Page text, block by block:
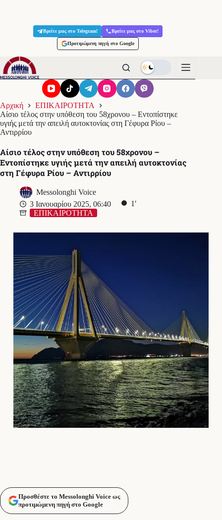
Βρείτε μας στο Telegram! Βρείτε μας στο Viber!
Προτιμώμενη πηγή στο Google
Αρχική
ΕΠΙΚΑΙΡΟΤΗΤΑ
Αίσιο τέλος στην υπόθεση του 58χρονου – Εντοπίστηκε
υγιής μετά την απειλή αυτοκτονίας στη Γέφυρα Ρίου –
Αντιρρίου
Αίσιο τέλος στην υπόθεση του 58χρονου –
Εντοπίστηκε υγιής μετά την απειλή αυτοκτονίας
στη Γέφυρα Ρίου – Αντιρρίου
Messolonghi Voice
3 Ιανουαρίου 2025, 06:40
1′
ΕΠΙΚΑΙΡΟΤΗΤΑ
Προσθέστε το Messolonghi Voice ως
προτιμώμενη πηγή στο Google